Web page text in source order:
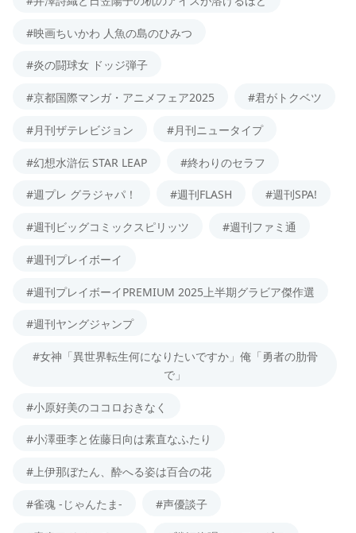
#映画ちいかわ 人魚の島のひみつ
#炎の闘球女 ドッジ弾子
#京都国際マンガ・アニメフェア2025 #君がトクベツ
#月刊ザテレビジョン #月刊ニュータイプ
#幻想水滸伝 STAR LEAP #終わりのセラフ
#週プレ グラジャパ！ #週刊FLASH #週刊SPA!
#週刊ビッグコミックスピリッツ #週刊ファミ通
#週刊プレイボーイ
#週刊プレイボーイPREMIUM 2025上半期グラビア傑作選
#週刊ヤングジャンプ
#女神「異世界転生何になりたいですか」俺「勇者の肋骨
で」
#小原好美のココロおきなく
#小澤亜李と佐藤日向は素直なふたり
#上伊那ぼたん、酔へる姿は百合の花
#雀魂 -じゃんたま- #声優談子